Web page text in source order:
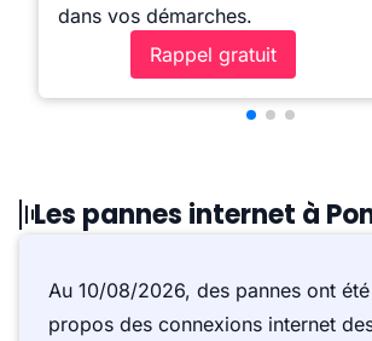
dans vos démarches.
Rappel gratuit
Les pannes internet à
Au 10/08/2026, des pannes ont
propos des connexions internet